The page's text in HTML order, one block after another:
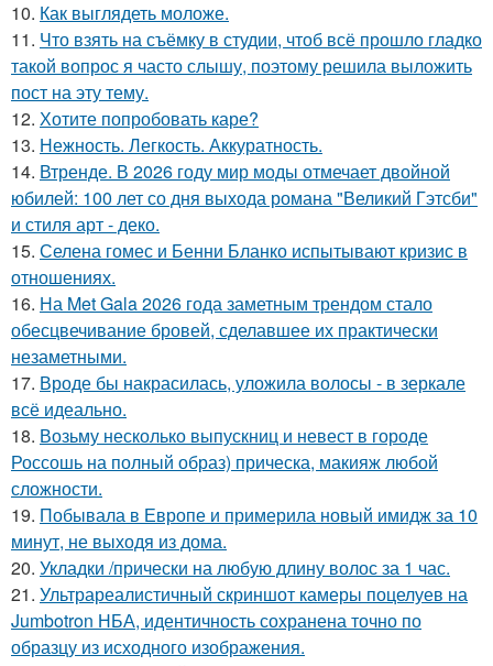
10. Как выглядеть моложе.
11. Что взять на съёмку в студии, чтоб всё прошло гладко
такой вопрос я часто слышу, поэтому решила выложить
пост на эту тему.
12. Хотите попробовать каре?
13. Нежность. Легкость. Аккуратность.
14. Втренде. В 2026 году мир моды отмечает двойной
юбилей: 100 лет со дня выхода романа "Великий Гэтсби"
и стиля арт - деко.
15. Селена гомес и Бенни Бланко испытывают кризис в
отношениях.
16. На Met Gala 2026 года заметным трендом стало
обесцвечивание бровей, сделавшее их практически
незаметными.
17. Вроде бы накрасилась, уложила волосы - в зеркале
всё идеально.
18. Возьму несколько выпускниц и невест в городе
Россошь на полный образ) прическа, макияж любой
сложности.
19. Побывала в Европе и примерила новый имидж за 10
минут, не выходя из дома.
20. Укладки /прически на любую длину волос за 1 час.
21. Ультрареалистичный скриншот камеры поцелуев на
Jumbotron НБА, идентичность сохранена точно по
образцу из исходного изображения.